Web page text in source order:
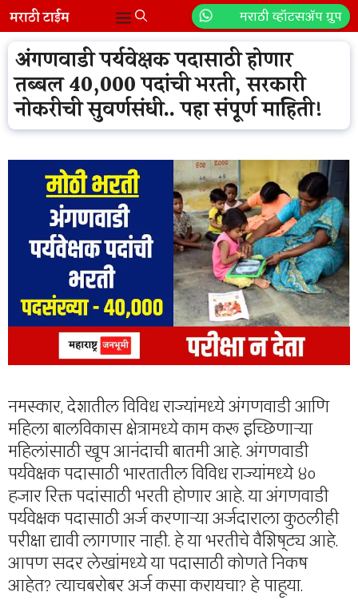
Skip
to
content
मराठी व्हॉटसॲप ग्रुप
Menu
अंगणवाडी पर्यवेक्षक पदासाठी होणार
तब्बल 40,000 पदांची भरती, सरकारी
नोकरीची सुवर्णसंधी.. पहा संपूर्ण माहिती!
नमस्कार, देशातील विविध राज्यांमध्ये अंगणवाडी आणि
महिला बालविकास क्षेत्रामध्ये काम करू इच्छिणाऱ्या
महिलांसाठी खूप आनंदाची बातमी आहे. अंगणवाडी
पर्यवेक्षक पदासाठी भारतातील विविध राज्यांमध्ये ४०
हजार रिक्त पदांसाठी भरती होणार आहे. या अंगणवाडी
पर्यवेक्षक पदासाठी अर्ज करणाऱ्या अर्जदाराला कुठलीही
परीक्षा द्यावी लागणार नाही. हे या भरतीचे वैशिष्ट्य आहे.
आपण सदर लेखांमध्ये या पदासाठी कोणते निकष
आहेत? त्याचबरोबर अर्ज कसा करायचा? हे पाहूया.